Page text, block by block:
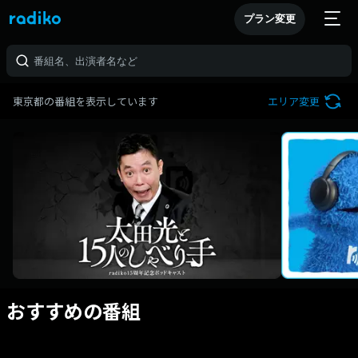
プラン変更
東京都の番組を表示しています エリア変更
おすすめの番組